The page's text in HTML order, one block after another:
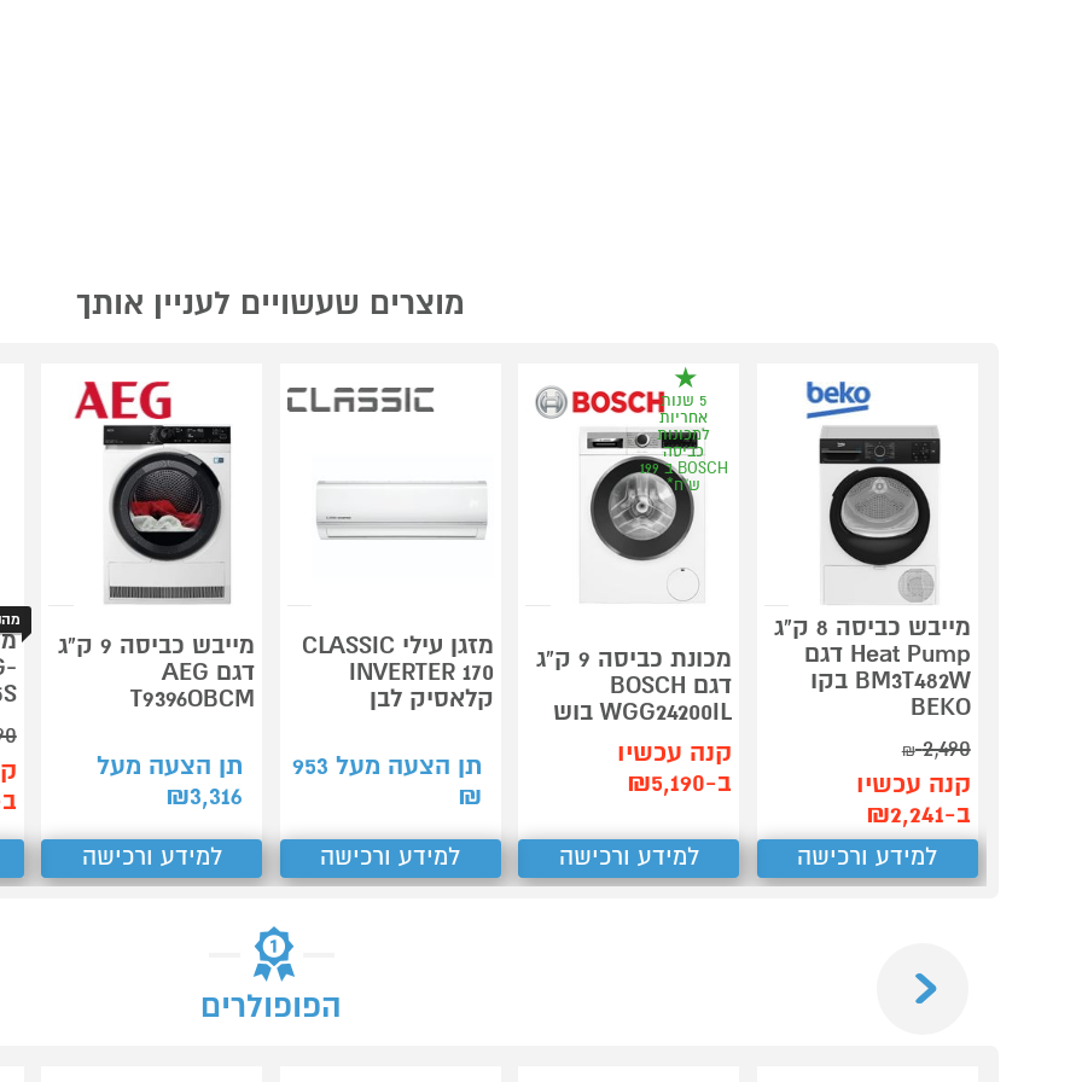
מוצרים שעשויים לעניין אותך
מייבש כביסה 8 ק"ג
Heat Pump דגם
BM3T482W בקו
BEKO
2,490
₪
קנה עכשיו
ב-₪2,241
למידע ורכישה
5 שנות
אחריות
למכונות
כביסה
BOSCH ב 199
ש"ח*
מכונת כביסה 9 ק"ג
דגם BOSCH
WGG24200IL בוש
קנה עכשיו
ב-₪5,190
למידע ורכישה
מזגן עילי CLASSIC
INVERTER 170
קלאסיק לבן
תן הצעה מעל 953
₪
למידע ורכישה
מייבש כביסה 9 ק"ג
דגם AEG
T9396OBCM
תן הצעה מעל
3,316
₪
למידע ורכישה
ב-
הפופולרים